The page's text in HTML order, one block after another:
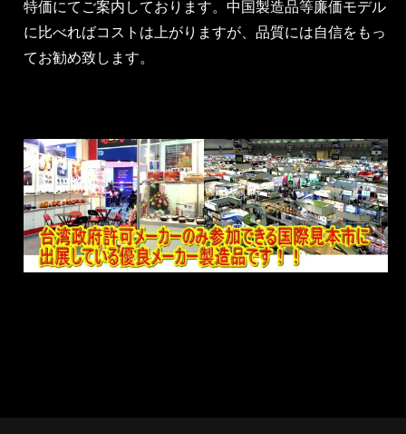
特価にてご案内しております。中国製造品等廉価モデル
に比べればコストは上がりますが、品質には自信をもっ
てお勧め致します。